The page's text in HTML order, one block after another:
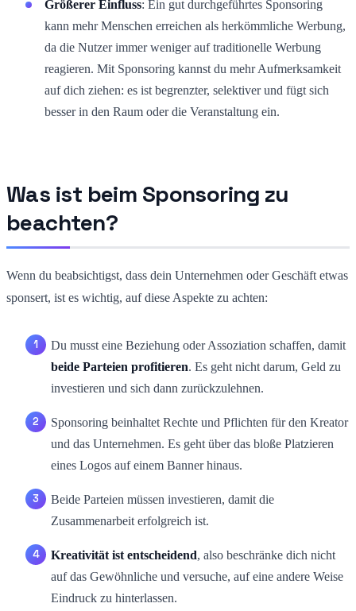
Größerer Einfluss: Ein gut durchgeführtes Sponsoring
kann mehr Menschen erreichen als herkömmliche Werbung,
da die Nutzer immer weniger auf traditionelle Werbung
reagieren. Mit Sponsoring kannst du mehr Aufmerksamkeit
auf dich ziehen: es ist begrenzter, selektiver und fügt sich
besser in den Raum oder die Veranstaltung ein.
Was ist beim Sponsoring zu
beachten?
Wenn du beabsichtigst, dass dein Unternehmen oder Geschäft etwas
sponsert, ist es wichtig, auf diese Aspekte zu achten:
Du musst eine Beziehung oder Assoziation schaffen, damit
beide Parteien profitieren. Es geht nicht darum, Geld zu
investieren und sich dann zurückzulehnen.
Sponsoring beinhaltet Rechte und Pflichten für den Kreator
und das Unternehmen. Es geht über das bloße Platzieren
eines Logos auf einem Banner hinaus.
Beide Parteien müssen investieren, damit die
Zusammenarbeit erfolgreich ist.
Kreativität ist entscheidend, also beschränke dich nicht
auf das Gewöhnliche und versuche, auf eine andere Weise
Eindruck zu hinterlassen.